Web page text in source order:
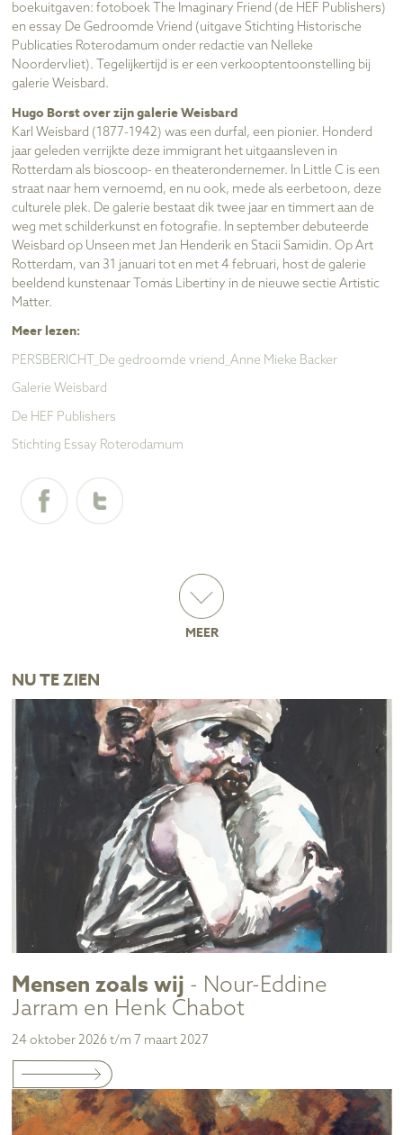
boekuitgaven: fotoboek The Imaginary Friend (de HEF Publishers)
en essay De Gedroomde Vriend (uitgave Stichting Historische
Publicaties Roterodamum onder redactie van Nelleke
Noordervliet). Tegelijkertijd is er een verkooptentoonstelling bij
galerie Weisbard.
Hugo Borst over zijn galerie Weisbard
Karl Weisbard (1877-1942) was een durfal, een pionier. Honderd
jaar geleden verrijkte deze immigrant het uitgaansleven in
Rotterdam als bioscoop- en theaterondernemer. In Little C is een
straat naar hem vernoemd, en nu ook, mede als eerbetoon, deze
culturele plek. De galerie bestaat dik twee jaar en timmert aan de
weg met schilderkunst en fotografie. In september debuteerde
Weisbard op Unseen met Jan Henderik en Stacii Samidin. Op Art
Rotterdam, van 31 januari tot en met 4 februari, host de galerie
beeldend kunstenaar Tomás Libertíny in de nieuwe sectie Artistic
Matter.
Meer lezen:
PERSBERICHT_De gedroomde vriend_Anne Mieke Backer
Galerie Weisbard
De HEF Publishers
Stichting Essay Roterodamum
MEER
NU TE ZIEN
Mensen zoals wij - Nour-Eddine
Jarram en Henk Chabot
24 oktober 2026 t/m 7 maart 2027